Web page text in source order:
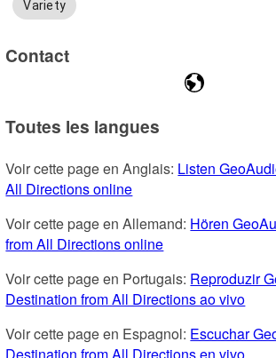
Variety
Contact
Toutes les langues
Voir cette page en Anglais: Listen
All Directions online
Voir cette page en Allemand: Hören
from All Directions online
Voir cette page en Portugais: Reproduzir
Destination from All Directions ao vivo
Voir cette page en Espagnol: Escuchar
Destination from All Directions en vivo